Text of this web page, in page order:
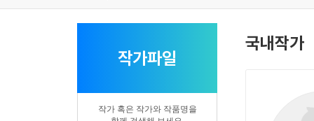
작가파일
작가 혹은 작가와 작품명을
국내작가